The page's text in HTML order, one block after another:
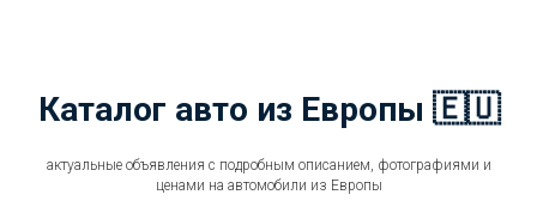
Каталог авто из Европы 🇪🇺
актуальные объявления с подробным описанием, фотографиями и
ценами на автомобили из Европы